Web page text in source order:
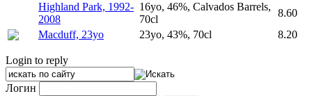
Highland Park, 1992-
2008
16yo, 46%, Calvados Barrels,
70cl
8.60
Macduff, 23yo
23yo, 43%, 70cl 8.20
Login to reply
Логин